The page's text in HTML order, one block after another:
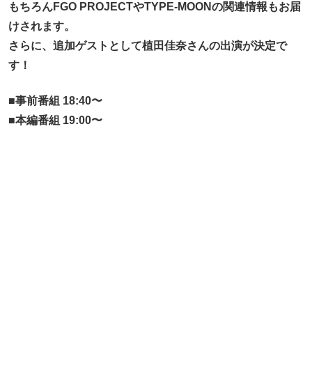
もちろんFGO PROJECTやTYPE-MOONの関連情報もお届
けされます。
さらに、追加ゲストとして植田佳奈さんの出演が決定で
す！
■事前番組 18:40〜
■本編番組 19:00〜